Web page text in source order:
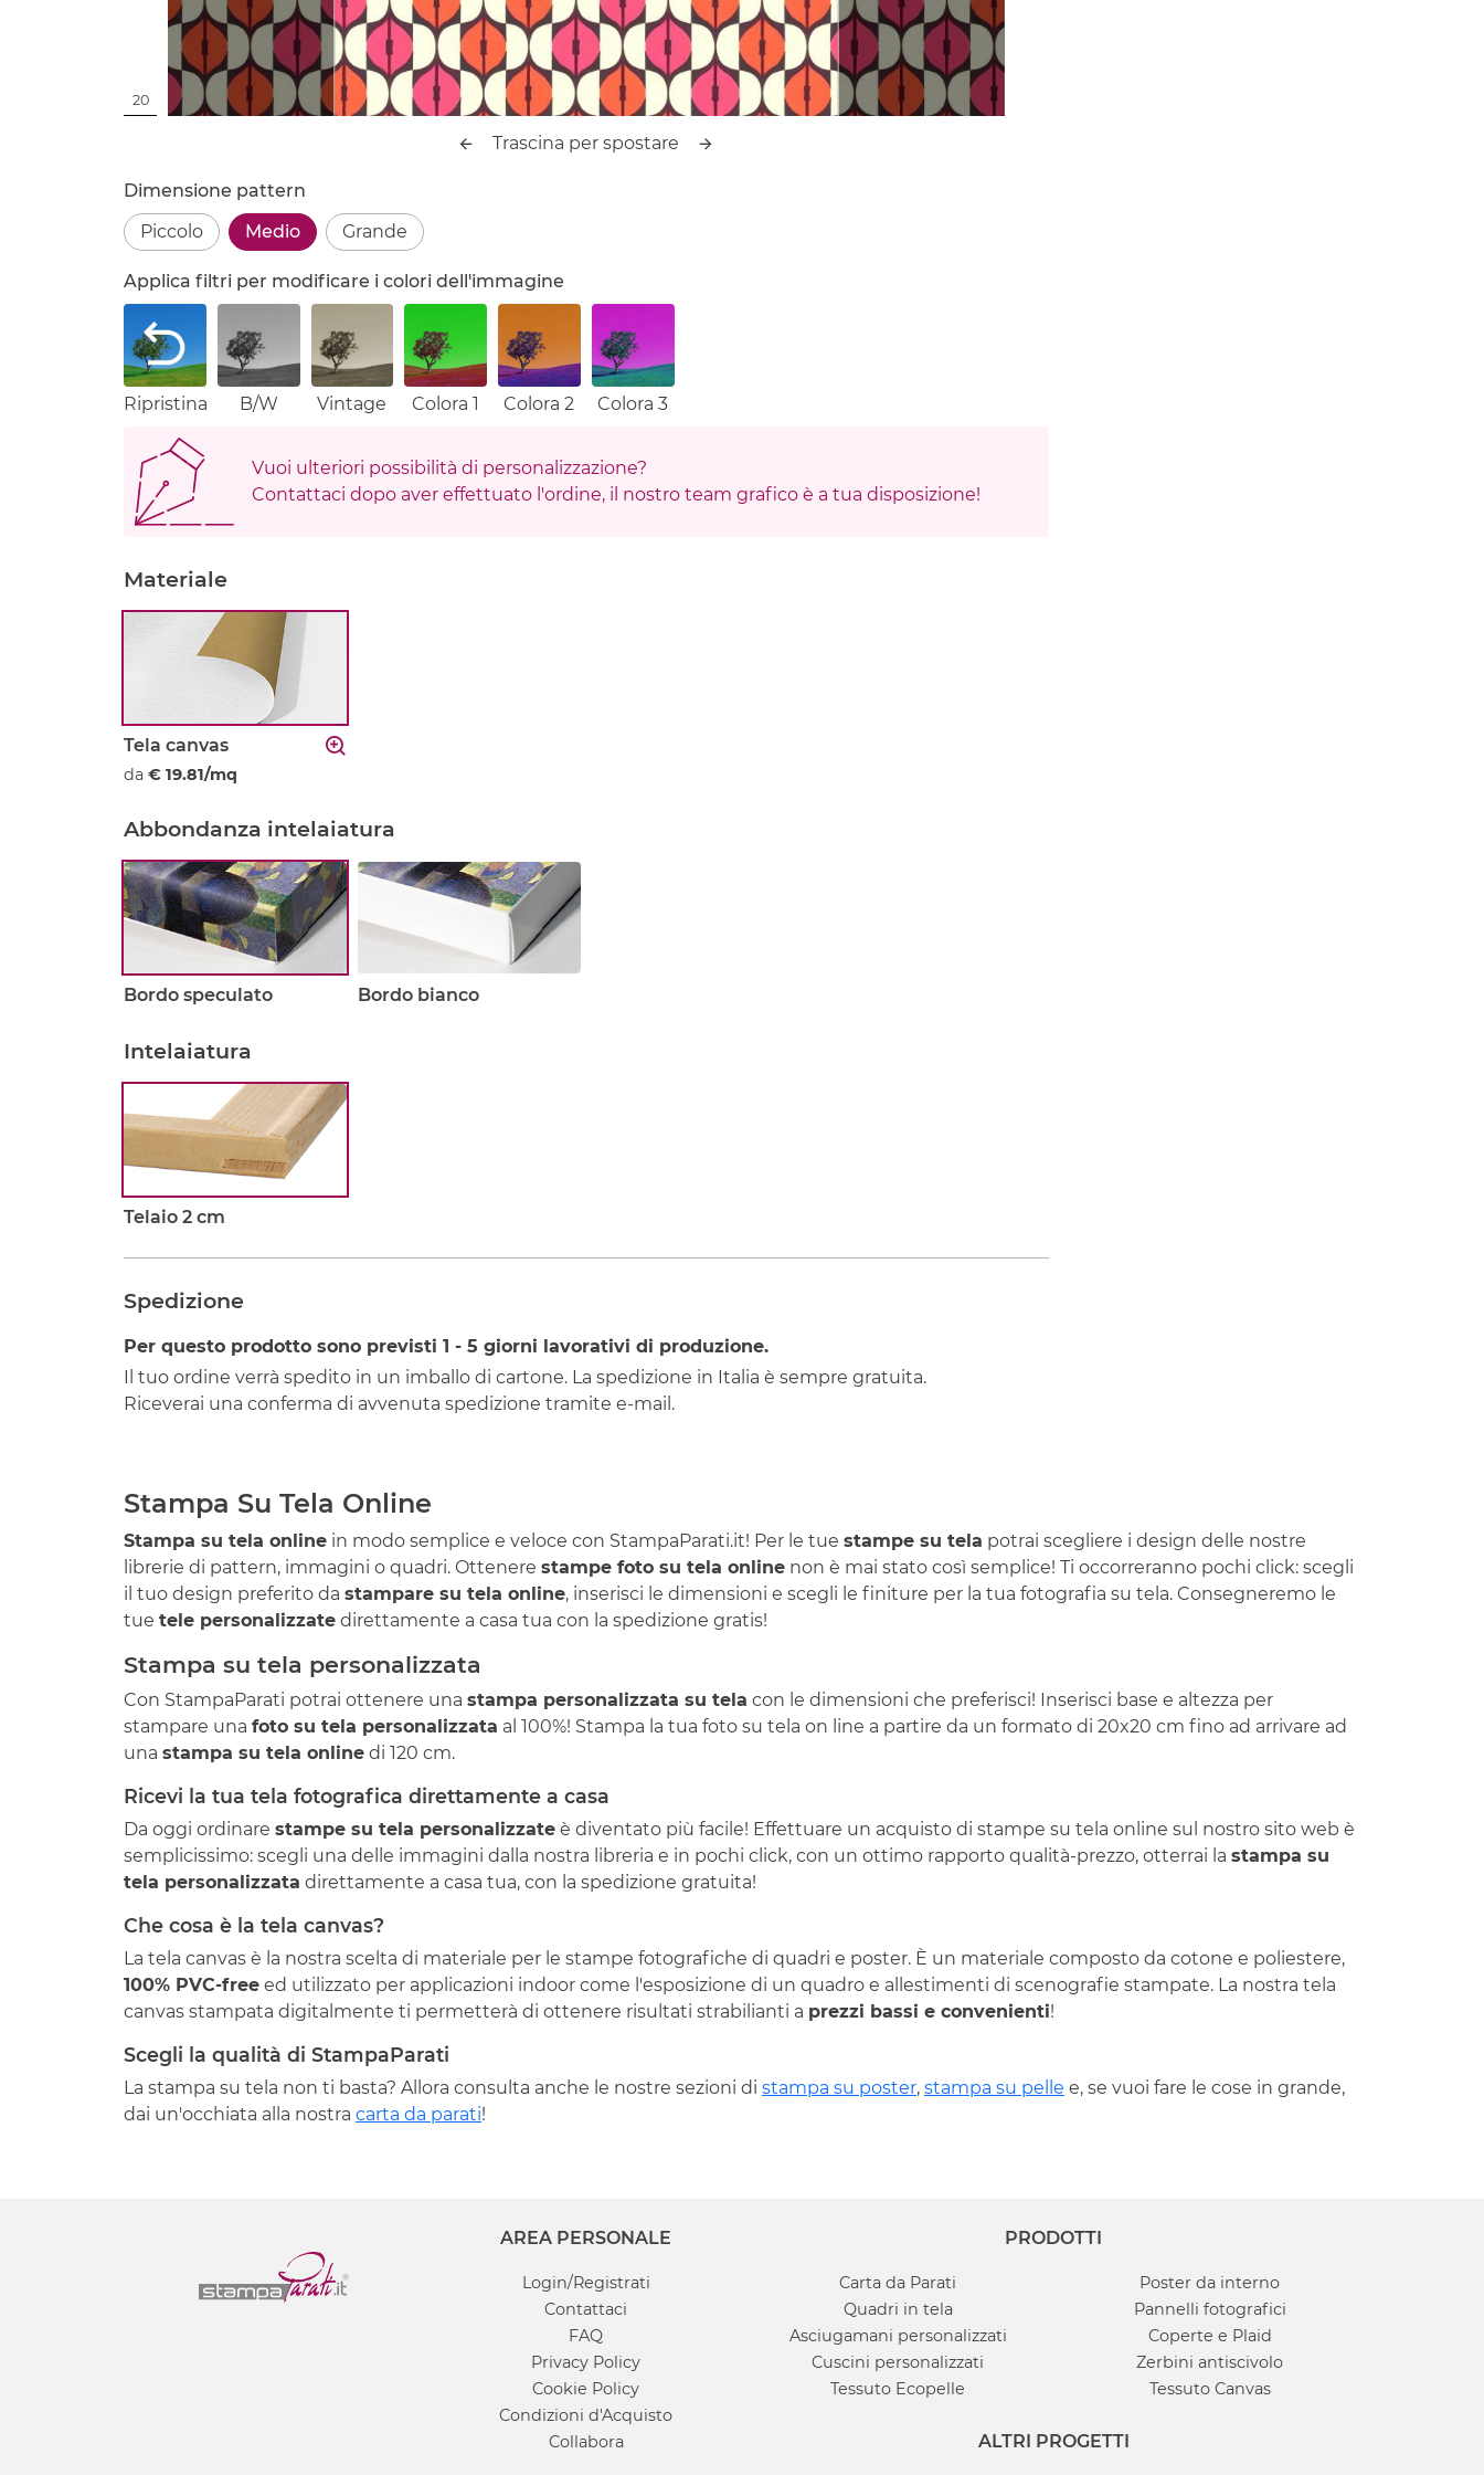
20
Trascina per spostare
Dimensione pattern
Piccolo
Medio Grande
Applica filtri per modificare i colori dell'immagine
Ripristina B/W Vintage Colora 1 Colora 2 Colora 3
Vuoi ulteriori possibilità di personalizzazione?
Contattaci dopo aver effettuato l'ordine, il nostro team grafico è a tua disposizione!
Materiale
Tela canvas
da € 19.81/mq
Abbondanza intelaiatura
Bordo speculato Bordo bianco
Intelaiatura
Telaio 2 cm
Spedizione
Per questo prodotto sono previsti 1 - 5 giorni lavorativi di produzione.
Il tuo ordine verrà spedito in un imballo di cartone. La spedizione in Italia è sempre gratuita.
Riceverai una conferma di avvenuta spedizione tramite e-mail.
Stampa Su Tela Online
Stampa su tela online in modo semplice e veloce con StampaParati.it! Per le tue stampe su tela potrai scegliere i design delle nostre
librerie di pattern, immagini o quadri. Ottenere stampe foto su tela online non è mai stato così semplice! Ti occorreranno pochi click: scegli
il tuo design preferito da stampare su tela online, inserisci le dimensioni e scegli le finiture per la tua fotografia su tela. Consegneremo le
tue tele personalizzate direttamente a casa tua con la spedizione gratis!
Stampa su tela personalizzata
Con StampaParati potrai ottenere una stampa personalizzata su tela con le dimensioni che preferisci! Inserisci base e altezza per
stampare una foto su tela personalizzata al 100%! Stampa la tua foto su tela on line a partire da un formato di 20x20 cm fino ad arrivare ad
una stampa su tela online di 120 cm.
Ricevi la tua tela fotografica direttamente a casa
Da oggi ordinare stampe su tela personalizzate è diventato più facile! Effettuare un acquisto di stampe su tela online sul nostro sito web è
semplicissimo: scegli una delle immagini dalla nostra libreria e in pochi click, con un ottimo rapporto qualità-prezzo, otterrai la stampa su
tela personalizzata direttamente a casa tua, con la spedizione gratuita!
Che cosa è la tela canvas?
La tela canvas è la nostra scelta di materiale per le stampe fotografiche di quadri e poster. È un materiale composto da cotone e poliestere,
100% PVC-free ed utilizzato per applicazioni indoor come l'esposizione di un quadro e allestimenti di scenografie stampate. La nostra tela
canvas stampata digitalmente ti permetterà di ottenere risultati strabilianti a prezzi bassi e convenienti!
Scegli la qualità di StampaParati
La stampa su tela non ti basta? Allora consulta anche le nostre sezioni di stampa su poster, stampa su pelle e, se vuoi fare le cose in grande,
dai un'occhiata alla nostra carta da parati!
AREA PERSONALE
Login/Registrati
Contattaci
FAQ
Privacy Policy
Cookie Policy
Condizioni d'Acquisto
Collabora
PRODOTTI
Carta da Parati
Poster da interno
Quadri in tela
Pannelli fotografici
Asciugamani personalizzati
Coperte e Plaid
Cuscini personalizzati
Zerbini antiscivolo
Tessuto Ecopelle
Tessuto Canvas
ALTRI PROGETTI